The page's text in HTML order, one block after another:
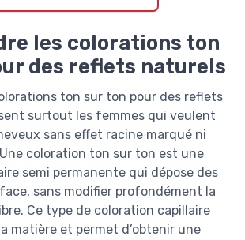
les colorations ton
des reflets naturels
ton sur ton pour des reflets
surtout les femmes qui veulent
sans effet racine marqué ni
coloration ton sur ton est une
semi permanente qui dépose des
sans modifier profondément la
Ce type de coloration capillaire
matière et permet d’obtenir une